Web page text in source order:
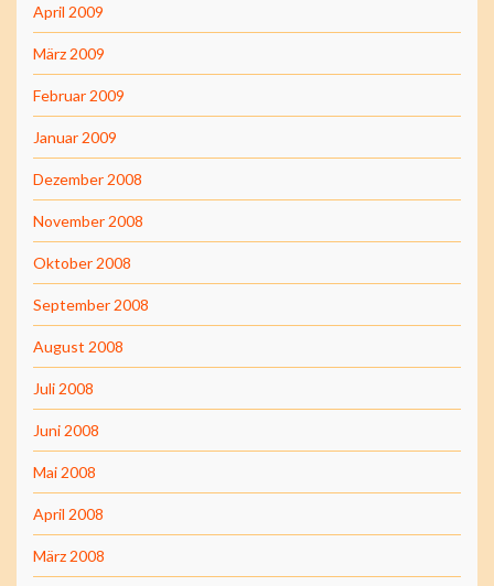
April 2009
März 2009
Februar 2009
Januar 2009
Dezember 2008
November 2008
Oktober 2008
September 2008
August 2008
Juli 2008
Juni 2008
Mai 2008
April 2008
März 2008